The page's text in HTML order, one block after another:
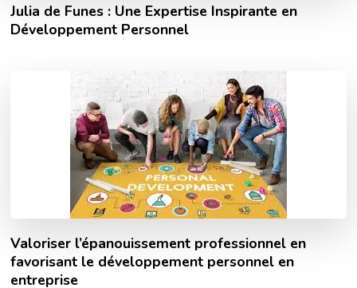
Julia de Funes : Une Expertise Inspirante en
Développement Personnel
Valoriser l’épanouissement professionnel en
favorisant le développement personnel en
entreprise